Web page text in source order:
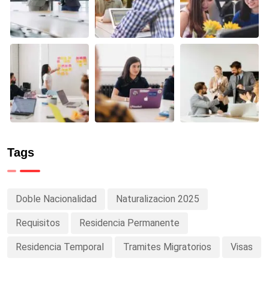
Tags
Doble Nacionalidad Naturalizacion 2025
Requisitos Residencia Permanente
Residencia Temporal Tramites Migratorios Visas